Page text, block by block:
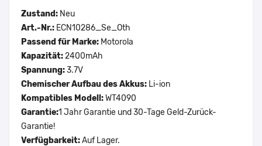
Zustand: Neu
Art.-Nr.: ECN10286_Se_Oth
Passend für Marke: Motorola
Kapazität:2400mAh
Spannung:3.7V
Chemischer Aufbau des Akkus: Li-ion
Kompatibles Modell:WT4090
Garantie:1 Jahr Garantie und 30-Tage Geld-Zurück-
Garantie!
Verfügbarkeit:Auf Lager.